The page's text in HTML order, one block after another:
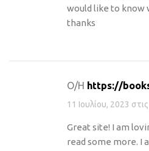
would like to know
thanks
Ο/Η https://
11 Ιουλίου, 2023
Great site! I am
read some more. I